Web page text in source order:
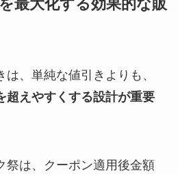
最大化する効果的な販
、単純な値引きよりも、
超えやすくする設計が重要
祭は、クーポン適用後金額